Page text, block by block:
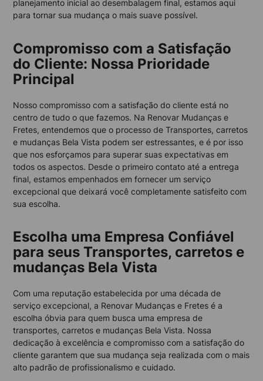
planejamento inicial ao desembalagem final, estamos aqui
para tornar sua mudança o mais suave possível.
Compromisso com a Satisfação
do Cliente: Nossa Prioridade
Principal
Nosso compromisso com a satisfação do cliente está no
centro de tudo o que fazemos. Na Renovar Mudanças e
Fretes, entendemos que o processo de Transportes, carretos
e mudanças Bela Vista podem ser estressantes, e é por isso
que nos esforçamos para superar suas expectativas em
todos os aspectos. Desde o primeiro contato até a entrega
final, estamos empenhados em fornecer um serviço
excepcional que deixará você completamente satisfeito com
sua escolha.
Escolha uma Empresa Confiável
para seus Transportes, carretos e
mudanças Bela Vista
Com uma reputação estabelecida por uma década de
serviço excepcional, a Renovar Mudanças e Fretes é a
escolha óbvia para quem busca uma empresa de
transportes, carretos e mudanças Bela Vista. Nossa
dedicação à excelência e compromisso com a satisfação do
cliente garantem que sua mudança seja realizada com o mais
alto padrão de profissionalismo e cuidado.